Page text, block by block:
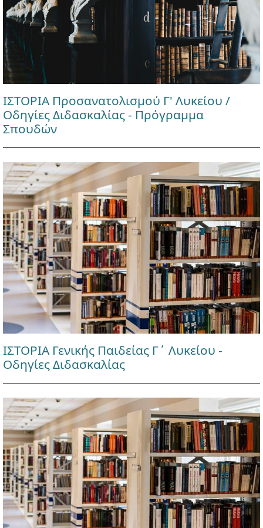
ΙΣΤΟΡΙΑ Προσανατολισμού Γ' Λυκείου /
Οδηγίες Διδασκαλίας - Πρόγραμμα
Σπουδών
ΙΣΤΟΡΙΑ Γενικής Παιδείας Γ΄ Λυκείου -
Οδηγίες Διδασκαλίας